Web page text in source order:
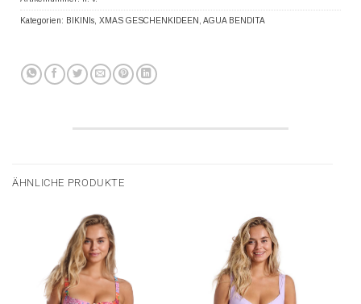
Kategorien: BIKINIs XMAS GESCHENKIDEEN AGUA BENDITA
ÄHNLICHE PRODUKTE